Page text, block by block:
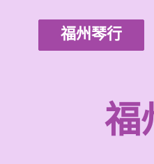
福州琴行
福